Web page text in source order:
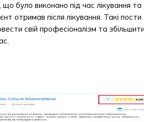
що було виконано під час лікування та
отримав після лікування. Такі пости
свій професіоналізм та